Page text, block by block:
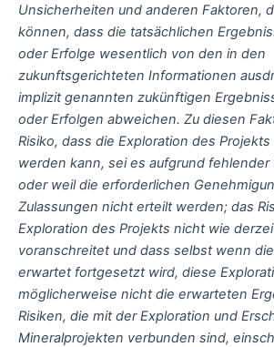
Unsicherheiten und anderen Faktoren,
können, dass die tatsächlichen
oder Erfolge wesentlich von den in den
zukunftsgerichteten Informationen
implizit genannten zukünftigen
oder Erfolgen abweichen. Zu diesen
Risiko, dass die Exploration des
werden kann, sei es aufgrund fehlender
oder weil die erforderlichen
Zulassungen nicht erteilt werden; das
Exploration des Projekts nicht wie
voranschreitet und dass selbst wenn
erwartet fortgesetzt wird, diese
möglicherweise nicht die erwarteten
Risiken, die mit der Exploration und
Mineralprojekten verbunden sind,